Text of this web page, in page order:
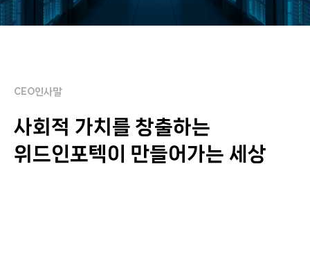
커뮤니티
CEO인사말
사회적 가치를 창출하는
위드인포텍이 만들어가는 세상